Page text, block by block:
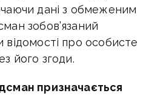
дані з обмеженим
зобов’язаний
відомості про особисте
його згоди.
призначається